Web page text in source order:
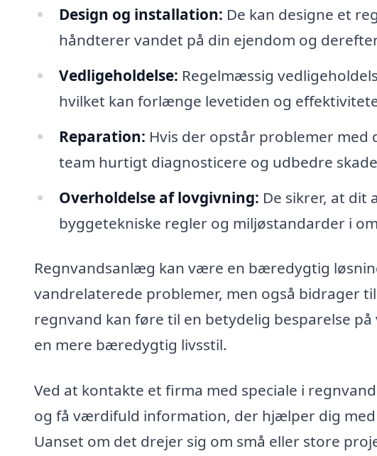
Design og installation: De kan designe et
håndterer vandet på din ejendom og
Vedligeholdelse: Regelmæssig
hvilket kan forlænge levetiden og
Reparation: Hvis der opstår problemer
team hurtigt diagnosticere og udbedre
Overholdelse af lovgivning: De sikrer, at
byggetekniske regler og miljøstandarder i
Regnvandsanlæg kan være en bæredygtig
vandrelaterede problemer, men også bidrager
regnvand kan føre til en betydelig besparelse
en mere bæredygtig livsstil.
Ved at kontakte et firma med speciale i
og få værdifuld information, der hjælper dig
Uanset om det drejer sig om små eller store